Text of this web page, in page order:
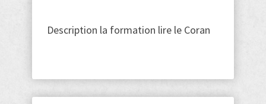
Description la formation lire le Coran